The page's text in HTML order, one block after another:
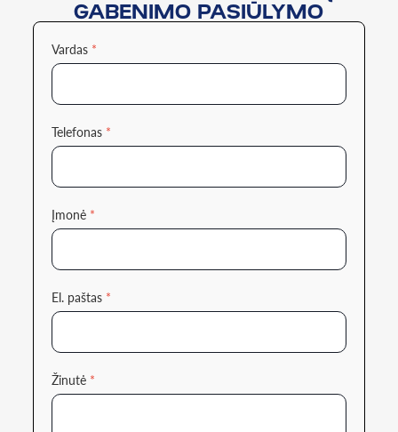
GABENIMO PASIŪLYMO
Vardas *
Telefonas *
Įmonė *
El. paštas *
Žinutė *